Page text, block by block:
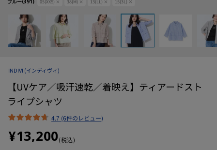
05(XXS) × 38(M) × 13(LL) × 15(3L) ×
INDIVI (インディヴィ)
【UVケア／吸汗速乾／着映え】ティアードスト
ライプシャツ
4.7 (6件のレビュー)
¥13,200(税込)